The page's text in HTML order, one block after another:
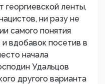
георгиевской ленты,
ни разу не
самого понятия
вдобавок посетив в
начала
Удальцов
другого варианта